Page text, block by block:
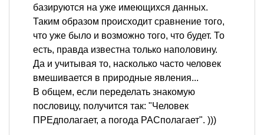
базируются на уже имеющихся данных.
Таким образом происходит сравнение того,
что уже было и возможно того, что будет. То
есть, правда известна только наполовину.
Да и учитывая то, насколько часто человек
вмешивается в природные явления...
В общем, если переделать знакомую
пословицу, получится так: "Человек
ПРЕдполагает, а погода РАСполагает". )))